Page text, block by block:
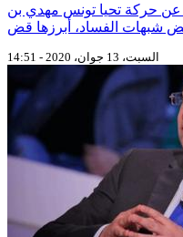
عن حركة تحيا تونس مهدي بن
السبت، 13 جوان، 2020 - 14:51